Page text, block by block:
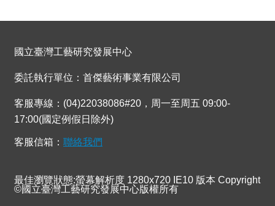
國立臺灣工藝研究發展中心
委託執行單位：首傑藝術事業有限公司
客服專線：(04)22038086#20，周一至周五 09:00-
17:00(國定例假日除外)
客服信箱： 聯絡我們
最佳瀏覽狀態:螢幕解析度 1280x720 IE10 版本 Copyright
©國立臺灣工藝研究發展中心版權所有